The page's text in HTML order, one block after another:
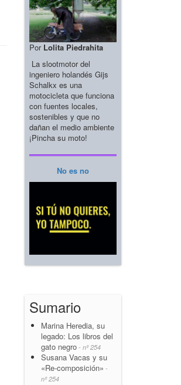
Por Lolita Piedrahita
La slootmotor del
ingeniero holandés Gijs
Schalkx es una
motocicleta que funciona
con fuentes locales,
sostenibles y que no
dañan el medio ambiente
¡Pincha su moto!
No es no
Sumario
Marina Heredia, su
legado: Los libros del
gato negro - nº 254
Susana Vacas y su
«Re-composición» -
nº 254